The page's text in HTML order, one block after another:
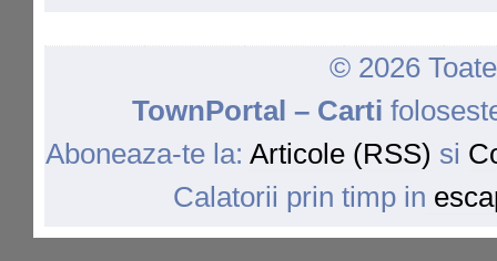
© 2026
TownPortal – Carti
Aboneaza-te la: Articole (RSS) si
Calatorii prin timp in